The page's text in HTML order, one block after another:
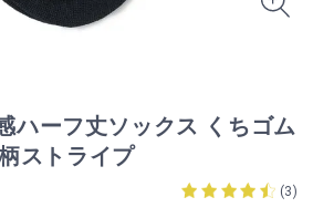
ハーフ丈ソックス くちゴム
ストライプ
(3)